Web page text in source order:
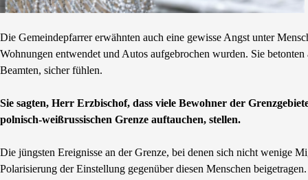
Die Gemeindepfarrer erwähnten auch eine gewisse Angst unter
Wohnungen entwendet und Autos aufgebrochen wurden. Sie
Beamten, sicher fühlen.
Sie sagten, Herr Erzbischof, dass viele Bewohner der
polnisch-weißrussischen Grenze auftauchen, stellen.
Die jüngsten Ereignisse an der Grenze, bei denen sich nicht wenige
Polarisierung der Einstellung gegenüber diesen Menschen